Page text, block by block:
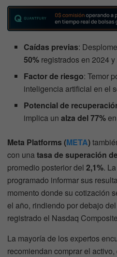
Caídas previas:
50% registrados en 2024 y
Factor de riesgo: Temor
inteligencia artificial en el
Potencial de
implica unalza del 77%
Meta Platforms (META)
con unatasa de superación
promedio posterior del 2,1%.
programado informar sus
momento donde su cotización
el año, rindiendo por debajo del
registrado el Nasdaq
La mayoría de los expertos
recomiendan comprar el activo,